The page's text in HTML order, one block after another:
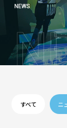
NEWS
N
すべて ニ